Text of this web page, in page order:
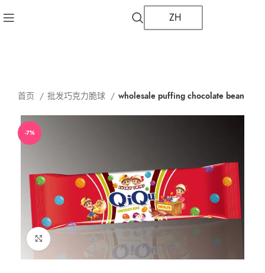
ZH
首页 批发巧克力脆球 wholesale puffing chocolate bean
-7%